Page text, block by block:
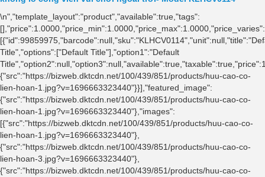
\n","template_layout":"product","available":true,"tags":
Title","options":["Default Title"],"option1":"Default
{"src":"https://bizweb.dktcdn.net/100/439/851/products/huu-cao-co-
lien-hoan-1.jpg?v=1696663323440"}}],"featured_image":
{"src":"https://bizweb.dktcdn.net/100/439/851/products/huu-cao-co-
lien-hoan-1.jpg?v=1696663323440"},"images":
[{"src":"https://bizweb.dktcdn.net/100/439/851/products/huu-cao-co-
lien-hoan-1.jpg?v=1696663323440"},
{"src":"https://bizweb.dktcdn.net/100/439/851/products/huu-cao-co-
lien-hoan-3.jpg?v=1696663323440"},
{"src":"https://bizweb.dktcdn.net/100/439/851/products/huu-cao-co-